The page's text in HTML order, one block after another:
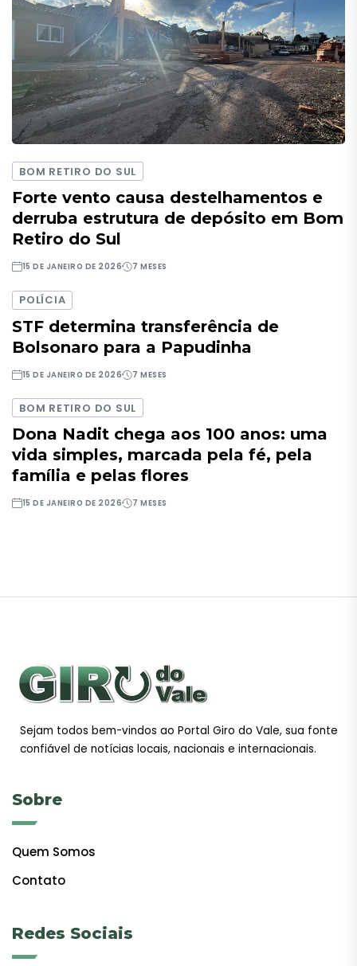
BOM RETIRO DO SUL
Forte vento causa destelhamentos e
derruba estrutura de depósito em Bom
Retiro do Sul
15 DE JANEIRO DE 2026 7 MESES
POLÍCIA
STF determina transferência de
Bolsonaro para a Papudinha
15 DE JANEIRO DE 2026 7 MESES
BOM RETIRO DO SUL
Dona Nadit chega aos 100 anos: uma
vida simples, marcada pela fé, pela
família e pelas flores
15 DE JANEIRO DE 2026 7 MESES
Sejam todos bem-vindos ao Portal Giro do Vale, sua fonte
confiável de notícias locais, nacionais e internacionais.
Sobre
Quem Somos
Contato
Redes Sociais